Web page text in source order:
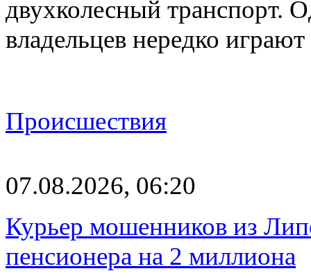
двухколесный транспорт.
владельцев нередко
Происшествия
07.08.2026, 06:20
Курьер мошенников из
пенсионера на 2 миллиона